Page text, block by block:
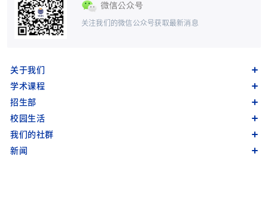
关注我们的微信公众号获取最新消息
关于我们
学术课程
招生部
校园生活
我们的社群
新闻